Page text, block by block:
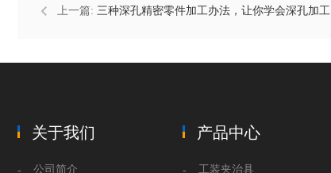
上一篇: 三种深孔精密零件加工办法，让你学会深孔加工
关于我们
公司简介
产品中心
工装夹治具